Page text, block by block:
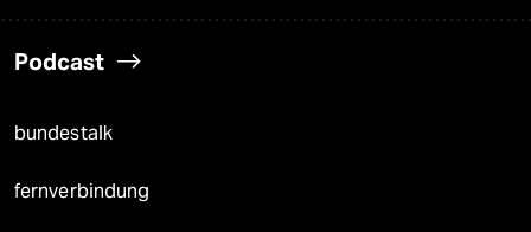
Podcast
bundestalk
fernverbindung